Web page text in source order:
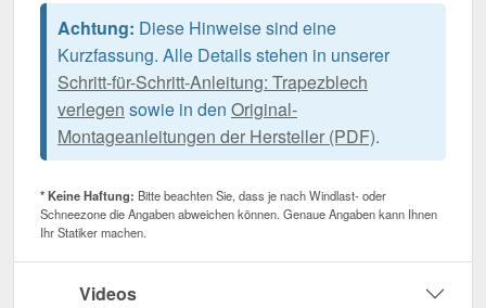
Achtung: Diese Hinweise sind eine
Kurzfassung. Alle Details stehen in unserer
Schritt-für-Schritt-Anleitung: Trapezblech
verlegen sowie in den Original-
Montageanleitungen der Hersteller (PDF).
* Keine Haftung: Bitte beachten Sie, dass je nach Windlast- oder
Schneezone die Angaben abweichen können. Genaue Angaben kann Ihnen
Ihr Statiker machen.
Videos